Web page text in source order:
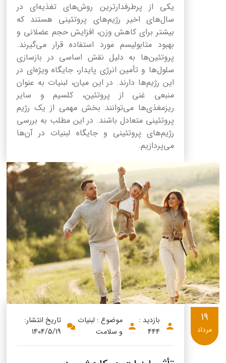
یکی از پرطرفدارترین روش‌های تغذیه‌ای در
سال‌های اخیر رژیم‌های پروتئینی هستند که
بیشتر برای کاهش وزن، افزایش حجم عضلانی و
بهبود متابولیسم مورد استفاده قرار می‌گیرند.
پروتئین‌ها به دلیل نقش اساسی در بازسازی
سلول‌ها و تأمین انرژی پایدار، جایگاه ویژه‌ای در
این رژیم‌ها دارند. در این میان، لبنیات به عنوان
منبعی غنی از پروتئین، کلسیم و سایر
ریزمغذی‌ها می‌توانند بخش مهمی از یک رژیم
پروتئینی متعادل باشند. در این مطلب به بررسی
رژیم‌های پروتئینی و جایگاه لبنیات در آن‌ها
می‌پردازیم.
بازدید :
444
موضوع : لبنیات
و سلامت
تاریخ انتشار:
1404/5/19
19
مرداد